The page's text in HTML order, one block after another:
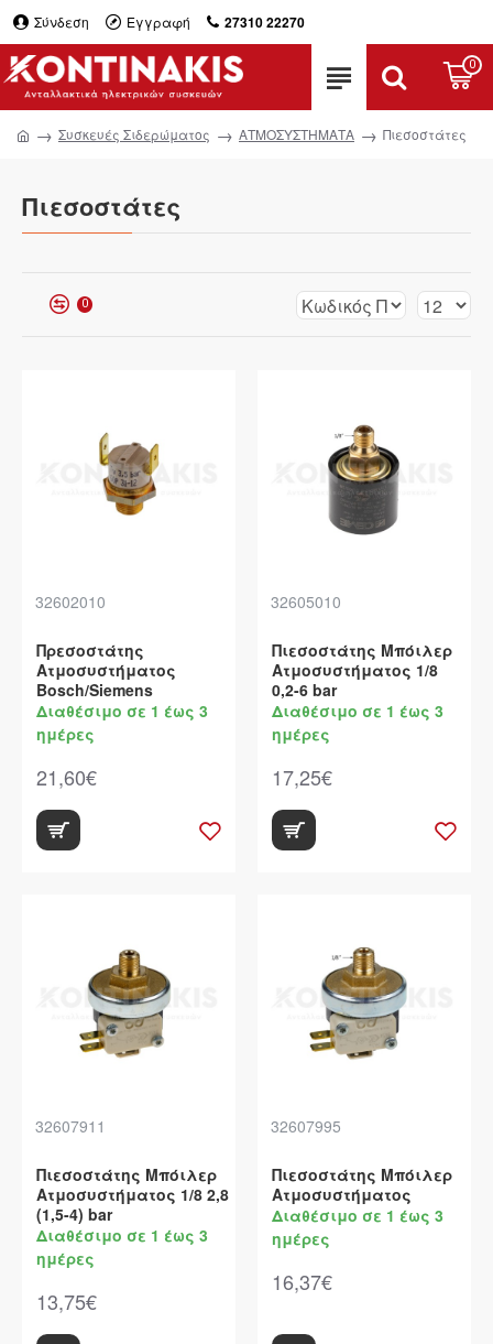
Σύνδεση Εγγραφή 27310 22270
0
Συσκευές Σιδερώματος ΑΤΜΟΣΥΣΤΗΜΑΤΑ Πιεσοστάτες
Πιεσοστάτες
0
32602010
Πρεσοστάτης
Ατμοσυστήματος
Bosch/Siemens
Διαθέσιμο σε 1 έως 3
ημέρες
21,60€
32605010
Πιεσοστάτης Μπόιλερ
Ατμοσυστήματος 1/8
0,2-6 bar
Διαθέσιμο σε 1 έως 3
ημέρες
17,25€
32607911
Πιεσοστάτης Μπόιλερ
Ατμοσυστήματος 1/8 2,8
(1,5-4) bar
Διαθέσιμο σε 1 έως 3
ημέρες
13,75€
32607995
Πιεσοστάτης Μπόιλερ
Ατμοσυστήματος
Διαθέσιμο σε 1 έως 3
ημέρες
16,37€